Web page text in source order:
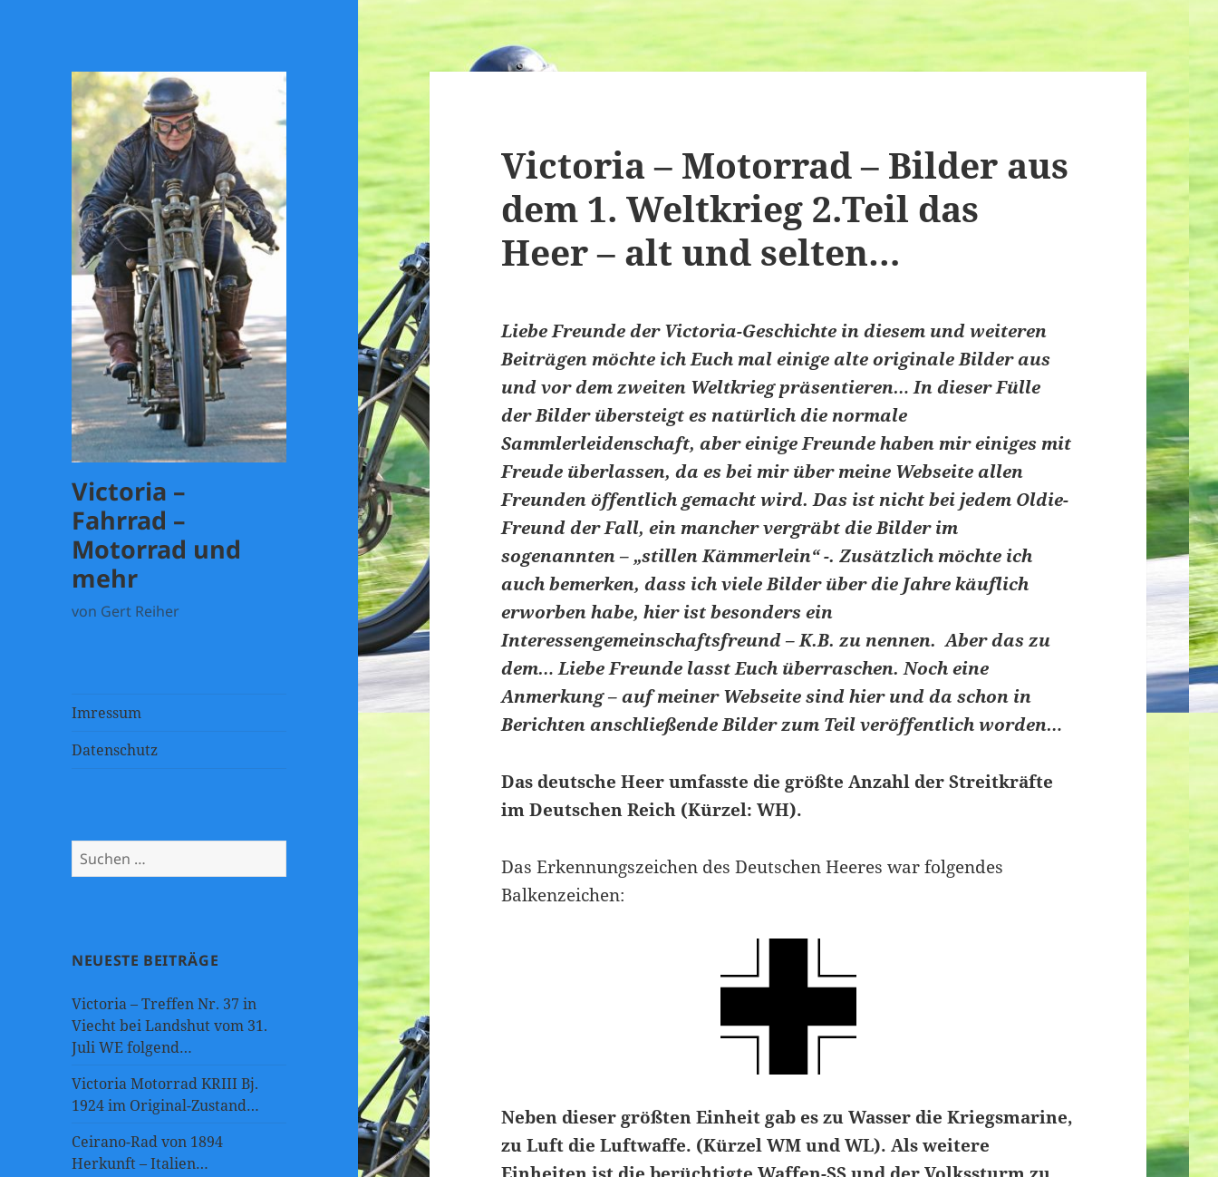
Victoria –
Fahrrad –
Motorrad und
mehr
von Gert Reiher
Imressum
Datenschutz
Suchen
nach:
NEUESTE BEITRÄGE
Victoria – Treffen Nr. 37 in
Viecht bei Landshut vom 31.
Juli WE folgend…
Victoria Motorrad KRIII Bj.
1924 im Original-Zustand…
Ceirano-Rad von 1894
Herkunft – Italien…
Victoria – Motorrad – Bilder aus
dem 1. Weltkrieg 2.Teil das
Heer – alt und selten…
Liebe Freunde der Victoria-Geschichte in diesem und weiteren
Beiträgen möchte ich Euch mal einige alte originale Bilder aus
und vor dem zweiten Weltkrieg präsentieren… In dieser Fülle
der Bilder übersteigt es natürlich die normale
Sammlerleidenschaft, aber einige Freunde haben mir einiges mit
Freude überlassen, da es bei mir über meine Webseite allen
Freunden öffentlich gemacht wird. Das ist nicht bei jedem Oldie-
Freund der Fall, ein mancher vergräbt die Bilder im
sogenannten – „stillen Kämmerlein“ -. Zusätzlich möchte ich
auch bemerken, dass ich viele Bilder über die Jahre käuflich
erworben habe, hier ist besonders ein
Interessengemeinschaftsfreund – K.B. zu nennen. Aber das zu
dem… Liebe Freunde lasst Euch überraschen. Noch eine
Anmerkung – auf meiner Webseite sind hier und da schon in
Berichten anschließende Bilder zum Teil veröffentlich worden…
Das deutsche Heer umfasste die größte Anzahl der Streitkräfte
im Deutschen Reich (Kürzel: WH).
Das Erkennungszeichen des Deutschen Heeres war folgendes
Balkenzeichen:
Neben dieser größten Einheit gab es zu Wasser die Kriegsmarine,
zu Luft die Luftwaffe. (Kürzel WM und WL). Als weitere